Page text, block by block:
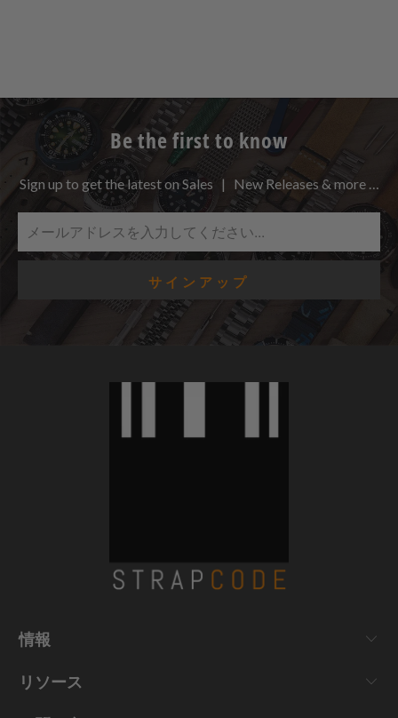
Be the first to know
Sign up to get the latest on Sales | New Releases & more …
情報
リソース